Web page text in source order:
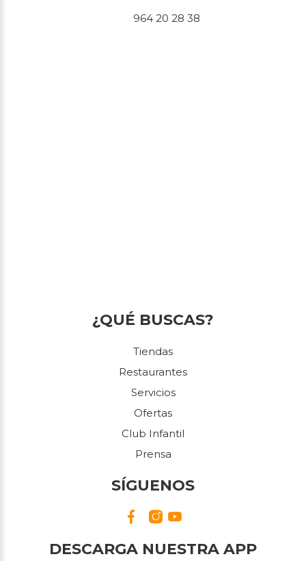
964 20 28 38
¿QUÉ BUSCAS?
Tiendas
Restaurantes
Servicios
Ofertas
Club Infantil
Prensa
SÍGUENOS
DESCARGA NUESTRA APP